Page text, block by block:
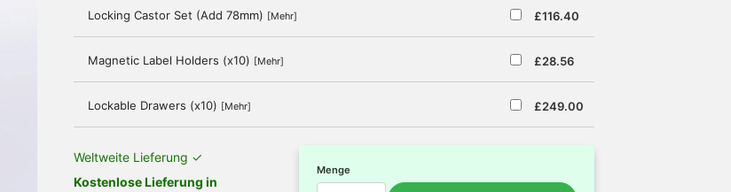
£116.40
Locking Castor Set (Add 78mm) [Mehr]
£28.56
Magnetic Label Holders (x10) [Mehr]
£249.00
Lockable Drawers (x10) [Mehr]
Weltweite Lieferung ✓
Kostenlose Lieferung in
Menge